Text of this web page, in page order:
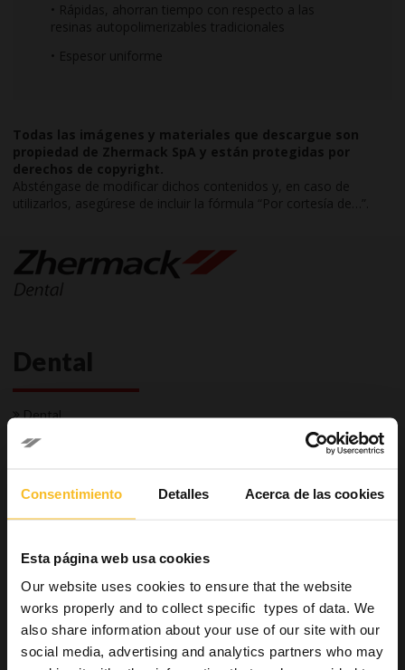
Consentimiento Detalles Acerca de las cookies
Esta página web usa cookies
Our website uses cookies to ensure that the website
works properly and to collect specific types of data. We
also share information about your use of our site with our
social media, advertising and analytics partners who may
• Rápidas, ahorran tiempo con respecto a las
resinas autopolimerizables tradicionales
• Espesor uniforme
Todas las imágenes y materiales que descargue son
propiedad de Zhermack SpA y están protegidas por
derechos de copyright.
Absténgase de modificar dichos contenidos y, en caso de
utilizarlos, asegúrese de incluir la fórmula “Por cortesía de…”.
Dental
Dental
Laboratorio
Reparación
Cubetas individuales
Revestimientos
Restauraciones permanentes
Industrial
Bienestar